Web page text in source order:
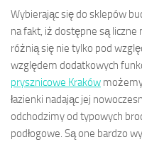
Wybierając się do sklepów
na fakt, iż dostępne są
różnią się nie tylko pod
względem dodatkowych
prysznicowe Kraków
łazienki nadając jej
odchodzimy od typowych
podłogowe. Są one bardzo